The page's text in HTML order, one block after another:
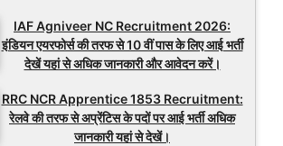
IAF Agniveer NC Recruitment 2026:
इंडियन एयरफोर्स की तरफ से 10 वीं पास के लिए आई भर्ती
देखें यहां से अधिक जानकारी और आवेदन करें।
RRC NCR Apprentice 1853 Recruitment:
रेलवे की तरफ से अप्रेंटिस के पदों पर आई भर्ती अधिक
जानकारी यहां से देखें।